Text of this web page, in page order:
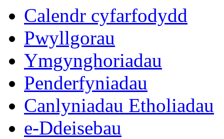
Calendr cyfarfodydd
Pwyllgorau
Ymgynghoriadau
Penderfyniadau
Canlyniadau Etholiadau
e-Ddeisebau